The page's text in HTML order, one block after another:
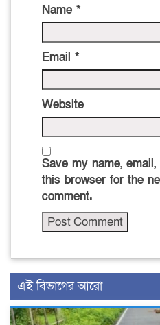
Name *
Email *
Website
Save my name,
this browser for the
comment.
এই বিভাগের আরো